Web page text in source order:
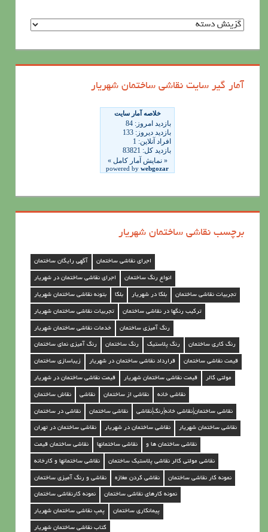
د
ش
ی
س
ن
د
ر
آمار گیر سایت نقاشی ساختمان شهریار
برچسب نقاشی ساختمان شهریار
آگهی رایگان ساختمان اجرای نقاشی ساختمان
اجرای نقاشی ساختمان در شهریار انواع رنگ ساختمان
بتونه نقاشی ساختمان شهریار بلکا بلکا در شهریار تجربیات نقاشی ساختمان
تجربیات نقاشی ساختمان شهریار ترکیب رنگها در نقاشی ساختمان
خدمات نقاشی ساختمان شهریار رنگ آمیزی ساختمان
رنگ آمیزی نمای ساختمان رنگ ساختمان رنگ پلاستیک رنگ کاری ساختمان
زیباسازی ساختمان قرارداد نقاشی ساختمان در شهریار قیمت نقاشی ساختمان
قیمت نقاشی ساختمان در شهریار قیمت نقاشی ساختمان شهریار مولتی کالر
نقاش ساختمان نقاشی نقاشی از ساختمان نقاشی خانه
نقاشی در ساختمان نقاشی ساختمان نقاشی ساختمان|نقاشی خانه|رنگ|نقاشی
نقاشی ساختمان در تهران نقاشی ساختمان در شهریار نقاشی ساختمان شهریار
نقاشی ساختمان قیمت نقاشی ساختمانها نقاشی ساختمان ها و
نقاشی ساختمانها و کارخانه نقاشی مولتی کالر نقاشی پلاستیک ساختمان
نقاشی و رنگ آمیزی ساختمان نقاشی کردن مغازه نمونه کار نقاشی ساختمان
نمونه کارنقاشی ساختمان نمونه کارهای نقاشی ساختمان
پمپ نقاشی ساختمان شهریار پیمانکاری ساختمان
کتاب نقاشی ساختمان شهریار